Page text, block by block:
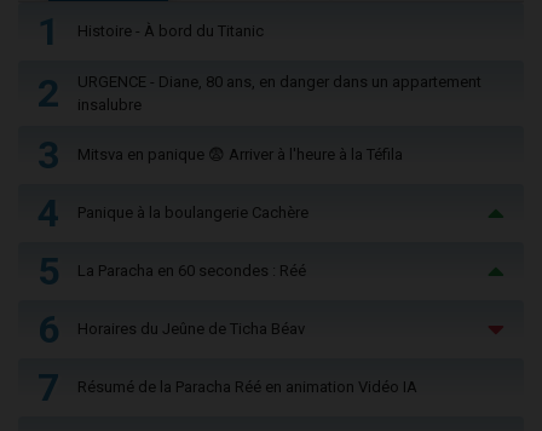
1 Histoire - À bord du Titanic
2
URGENCE - Diane, 80 ans, en danger dans un appartement
insalubre
3 Mitsva en panique 😨 Arriver à l'heure à la Téfila
4 Panique à la boulangerie Cachère
5 La Paracha en 60 secondes : Réé
6 Horaires du Jeûne de Ticha Béav
7 Résumé de la Paracha Réé en animation Vidéo IA